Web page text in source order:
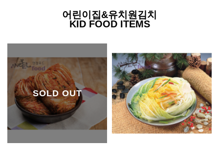
어린이집&유치원김치
KID FOOD ITEMS
SOLD OUT